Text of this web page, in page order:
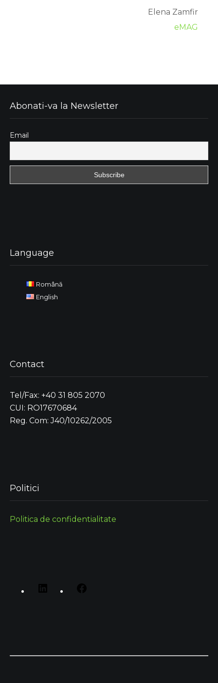
Elena Zamfir
eMAG
Abonati-va la Newsletter
Email
Language
Română
English
Contact
Tel/Fax: +40 31 805 2070
CUI: RO17670684
Reg. Com: J40/10262/2005
Politici
Politica de confidentialitate